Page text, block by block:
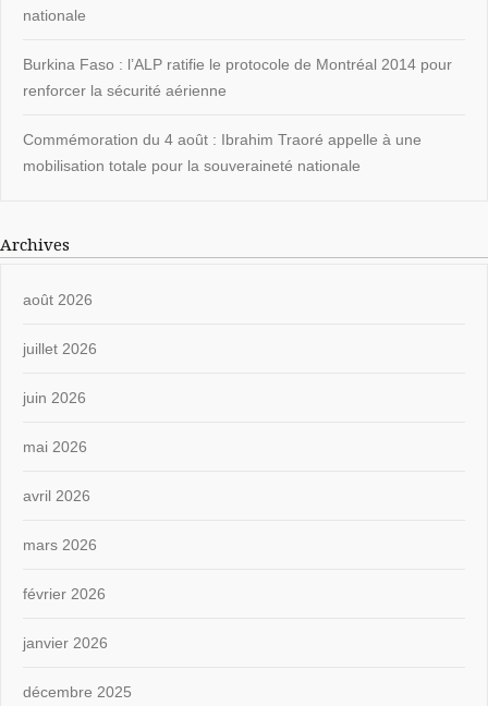
nationale
Burkina Faso : l’ALP ratifie le protocole de Montréal 2014 pour
renforcer la sécurité aérienne
Commémoration du 4 août : Ibrahim Traoré appelle à une
mobilisation totale pour la souveraineté nationale
Archives
août 2026
juillet 2026
juin 2026
mai 2026
avril 2026
mars 2026
février 2026
janvier 2026
décembre 2025